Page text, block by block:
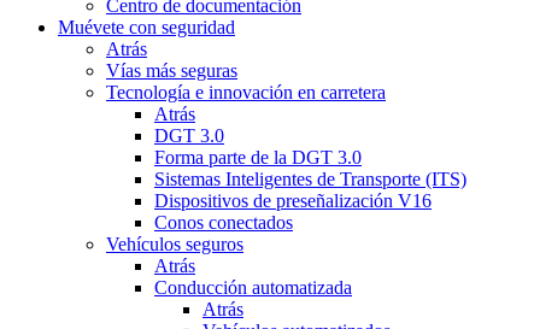
Centro de documentación
Muévete con seguridad
Atrás
Vías más seguras
Tecnología e innovación en carretera
Atrás
DGT 3.0
Forma parte de la DGT 3.0
Sistemas Inteligentes de Transporte (ITS)
Dispositivos de preseñalización V16
Conos conectados
Vehículos seguros
Atrás
Conducción automatizada
Atrás